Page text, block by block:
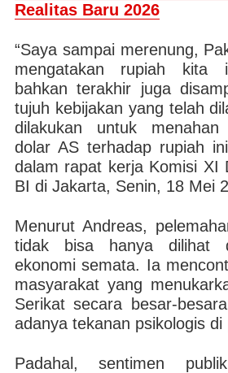
Realitas Baru 2026
“Saya sampai merenung,
mengatakan rupiah kita
bahkan terakhir juga
tujuh kebijakan yang telah
dilakukan untuk
dolar AS terhadap rupiah
dalam rapat kerja Komisi XI
BI di Jakarta, Senin, 18 Mei
Menurut Andreas,
tidak bisa hanya dilihat
ekonomi semata. Ia
masyarakat yang
Serikat secara besar-
adanya tekanan psikologis di
Padahal, sentimen